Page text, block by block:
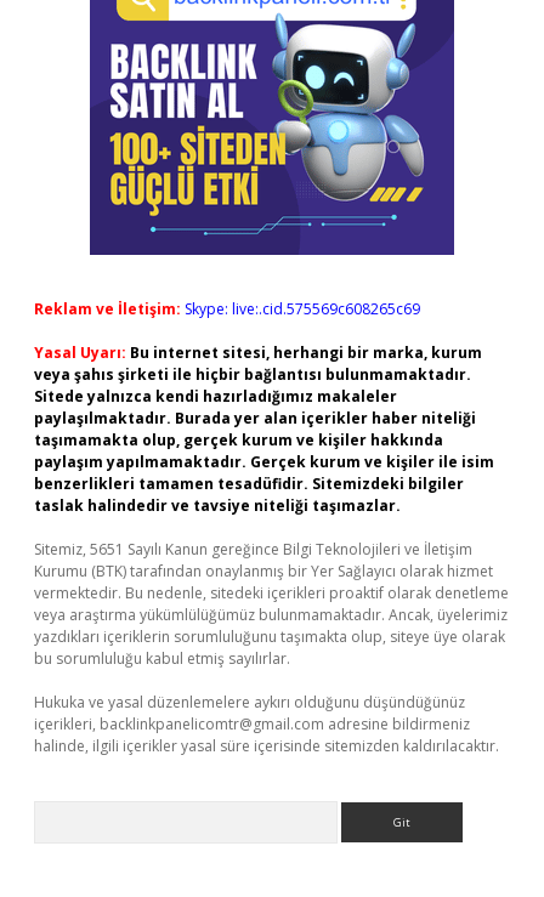
Reklam ve İletişim: Skype: live:.cid.575569c608265c69
Yasal Uyarı: Bu internet sitesi, herhangi bir marka, kurum
veya şahıs şirketi ile hiçbir bağlantısı bulunmamaktadır.
Sitede yalnızca kendi hazırladığımız makaleler
paylaşılmaktadır. Burada yer alan içerikler haber niteliği
taşımamakta olup, gerçek kurum ve kişiler hakkında
paylaşım yapılmamaktadır. Gerçek kurum ve kişiler ile isim
benzerlikleri tamamen tesadüfidir. Sitemizdeki bilgiler
taslak halindedir ve tavsiye niteliği taşımazlar.
Sitemiz, 5651 Sayılı Kanun gereğince Bilgi Teknolojileri ve İletişim
Kurumu (BTK) tarafından onaylanmış bir Yer Sağlayıcı olarak hizmet
vermektedir. Bu nedenle, sitedeki içerikleri proaktif olarak denetleme
veya araştırma yükümlülüğümüz bulunmamaktadır. Ancak, üyelerimiz
yazdıkları içeriklerin sorumluluğunu taşımakta olup, siteye üye olarak
bu sorumluluğu kabul etmiş sayılırlar.
Hukuka ve yasal düzenlemelere aykırı olduğunu düşündüğünüz
içerikleri, backlinkpanelicomtr@gmail.com adresine bildirmeniz
halinde, ilgili içerikler yasal süre içerisinde sitemizden kaldırılacaktır.